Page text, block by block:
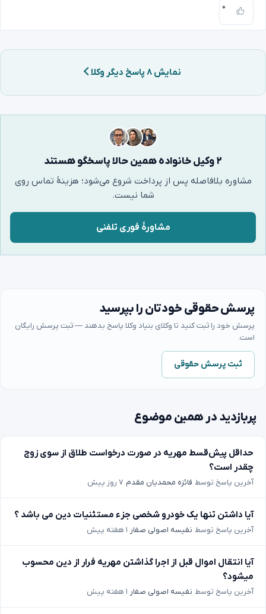
۰
نمایش ۸ پاسخ دیگر وکلا
۲ وکیل خانواده همین حالا پاسخگو هستند
مشاوره بلافاصله پس از پرداخت شروع می‌شود؛ هزینهٔ تماس روی
شما نیست.
مشاورهٔ فوری تلفنی
پرسش حقوقی خودتان را بپرسید
پرسش خود را ثبت کنید تا وکلای بنیاد وکلا پاسخ بدهند — ثبت پرسش رایگان
است.
ثبت پرسش حقوقی
پربازدید در همین موضوع
حداقل پیش‌قسط مهریه در صورت درخواست طلاق از سوی زوج
چقدر است؟
آخرین پاسخ توسط فائزه محمدیان مقدم ۷ روز پیش
آیا داشتن تنها یک خودرو شخصی جزء مستثنیات دین می باشد ؟
آخرین پاسخ توسط نفیسه اصولی صفار ۱ هفته پیش
آیا انتقال اموال قبل از اجرا گذاشتن مهریه فرار از دین محسوب
میشود؟
آخرین پاسخ توسط نفیسه اصولی صفار ۱ هفته پیش